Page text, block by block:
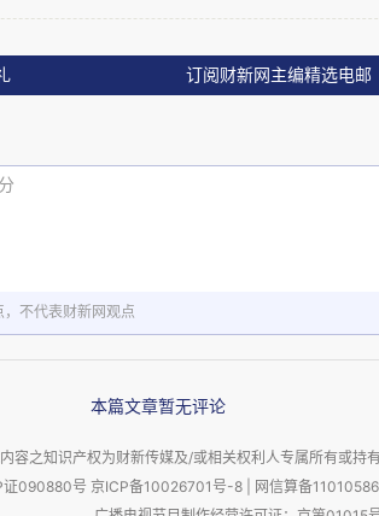
六十。
是在农民专业合作社基础上建立的企
专业合作社，目的是为成员社服务，
合社不具备作为发起企业直接上市的
否可以参股股份有限公司？
农民专业合作社法》的原则规定，农
是为成员的生产经营提供服务，主要
订阅财新网主编精选电邮
不代表财新网观点
本篇文章暂无评论
容之知识产权为财新传媒及/或相关权利人专属所有或持
证090880号 京ICP备10026701号-8 网信算备